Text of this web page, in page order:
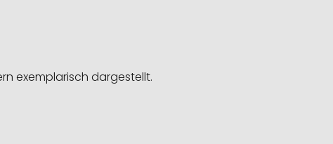
exemplarisch dargestellt.